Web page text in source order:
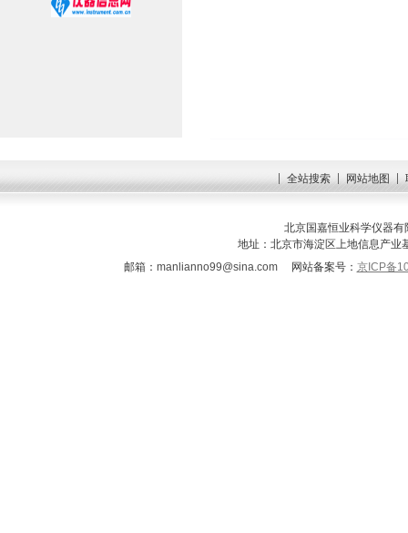
全站搜索 网站地图
北京国嘉恒业科学仪器
地址：北京市海淀区上地信息产
邮箱： manlianno99@sina.com 网站备案号： 京ICP备